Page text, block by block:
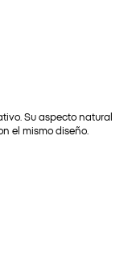
Su aspecto natural
el mismo diseño.